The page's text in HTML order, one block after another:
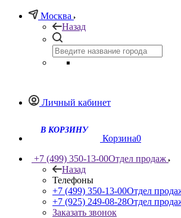
Москва
Назад
Личный кабинет
Корзина0
+7 (499) 350-13-00Отдел продаж
Назад
Телефоны
+7 (499) 350-13-00Отдел
+7 (925) 249-08-28Отдел
Заказать звонок